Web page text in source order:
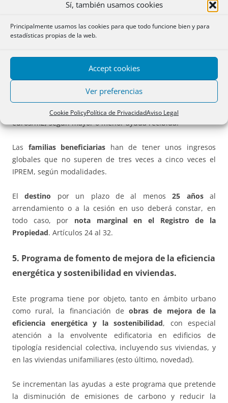
Sí, también usamos cookies
Principalmente usamos las cookies para que todo funcione bien y para
estadísticas propias de la web.
Accept cookies
Ver preferencias
Cookie PolicyPolítica de PrivacidadAviso Legal
un compromiso de
permanencia mínima en esos regímenes de 25 años, al
tiempo quefija rentas y precios máximos
La ayuda por vivienda puede llegar a los 36.750 euros.
Se fija unprecio máximo por el alquilerde 5,5 y 7
euros/m2, según mayor o menor ayuda recibida.
Las familias beneficiarias han de tener unos ingresos
globales que no superen de tres veces a cinco veces el
IPREM, según modalidades.
Eldestino por un plazo de al menos25 añosal
arrendamiento o a la cesión en uso deberá constar, en
todo caso, por nota marginal en el Registro de la
Propiedad. Artículos 24 al 32.
5. Programa de fomento de mejora de la eficiencia
energética y sostenibilidad en viviendas.
Este programa tiene por objeto, tanto en ámbito urbano
como rural, la financiación deobras de mejora de la
eficiencia energética y la sostenibilidad, con especial
atención a la envolvente edificatoria en edificios de
tipología residencial colectiva, incluyendo sus viviendas, y
en las viviendas unifamiliares (esto último, novedad).
Se incrementan las ayudas a este programa que pretende
la disminución de emisiones de carbono y reducir la